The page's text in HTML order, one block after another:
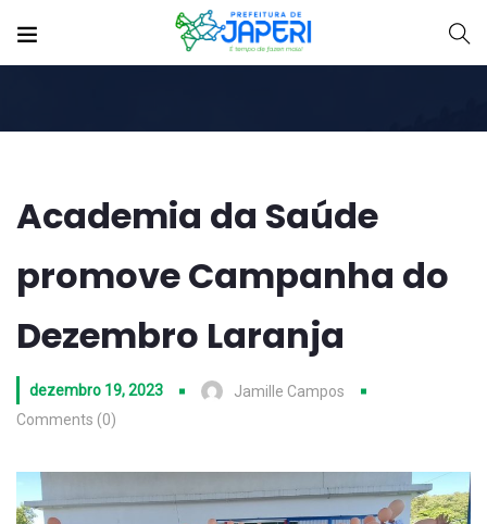
Academia da Saúde
promove Campanha do
Dezembro Laranja
dezembro 19, 2023
Jamille Campos
Comments (0)